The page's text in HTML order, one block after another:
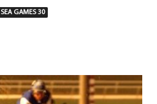
SEA GAMES 30